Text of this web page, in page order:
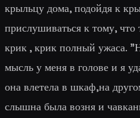
крыльцу дома, подойдя к
прислушиваться к тому, что
крик , крик полный ужаса. "
мысль у меня в голове и я
она влетела в шкаф,на
слышна была возня и